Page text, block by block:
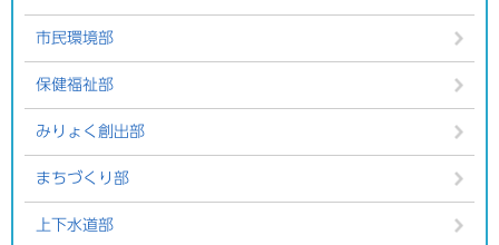
市民環境部
保健福祉部
みりょく創出部
まちづくり部
上下水道部